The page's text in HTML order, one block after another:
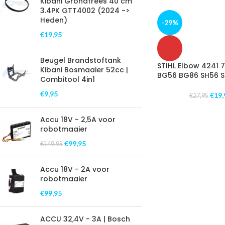
3.4PK GTT4002 (2024 ->
Heden)
€19,95
Beugel Brandstoftank
Kibani Bosmaaier 52cc |
Combitool 4in1
€9,95
Accu 18V - 2,5A voor
robotmaaier
€149,95 €99,95
Accu 18V - 2A voor
robotmaaier
€99,95
ACCU 32,4V - 3A | Bosch
-29%
STIHL Elbow 4241
BG56 BG86 SH56
€27,95 €